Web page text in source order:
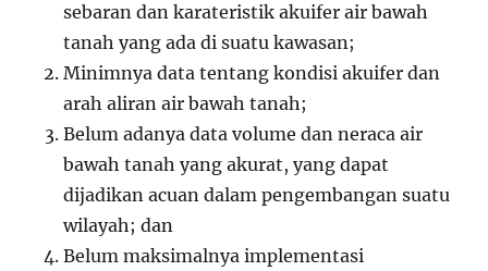
sebaran dan karateristik akuifer air bawah
tanah yang ada di suatu kawasan;
Minimnya data tentang kondisi akuifer dan
arah aliran air bawah tanah;
Belum adanya data volume dan neraca air
bawah tanah yang akurat, yang dapat
dijadikan acuan dalam pengembangan suatu
wilayah; dan
Belum maksimalnya implementasi